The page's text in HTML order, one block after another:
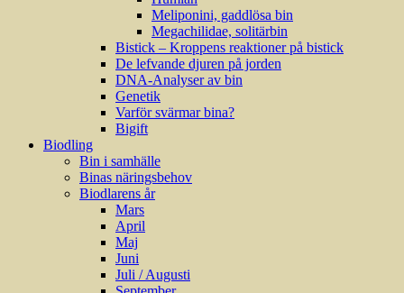
Meliponini, gaddlösa bin
Megachilidae, solitärbin
Bistick – Kroppens reaktioner på bistick
De lefvande djuren på jorden
DNA-Analyser av bin
Genetik
Varför svärmar bina?
Bigift
Biodling
Bin i samhälle
Binas näringsbehov
Biodlarens år
Mars
April
Maj
Juni
Juli / Augusti